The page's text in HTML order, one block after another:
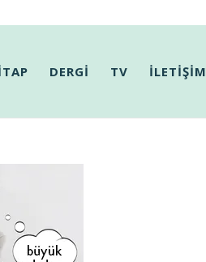
DERGİ TV İLETİŞİM